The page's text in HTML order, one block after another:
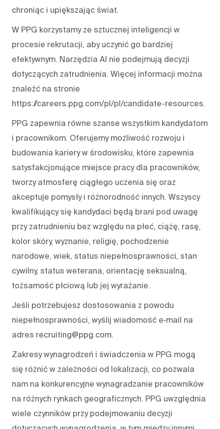
chroniąc i upiększając świat.
W PPG korzystamy ze sztucznej inteligencji w
procesie rekrutacji, aby uczynić go bardziej
efektywnym. Narzędzia AI nie podejmują decyzji
dotyczących zatrudnienia. Więcej informacji można
znaleźć na stronie
https://careers.ppg.com/pl/pl/candidate-resources.
PPG zapewnia równe szanse wszystkim kandydatom
i pracownikom. Oferujemy możliwość rozwoju i
budowania kariery w środowisku, które zapewnia
satysfakcjonujące miejsce pracy dla pracowników,
tworzy atmosferę ciągłego uczenia się oraz
akceptuje pomysły i różnorodność innych. Wszyscy
kwalifikujący się kandydaci będą brani pod uwagę
przy zatrudnieniu bez względu na płeć, ciążę, rasę,
kolor skóry, wyznanie, religię, pochodzenie
narodowe, wiek, status niepełnosprawności, stan
cywilny, status weterana, orientację seksualną,
tożsamość płciową lub jej wyrażanie.
Jeśli potrzebujesz dostosowania z powodu
niepełnosprawności, wyślij wiadomość e‑mail na
adres recruiting@ppg.com.
Zakresy wynagrodzeń i świadczenia w PPG mogą
się różnić w zależności od lokalizacji, co pozwala
nam na konkurencyjne wynagradzanie pracowników
na różnych rynkach geograficznych. PPG uwzględnia
wiele czynników przy podejmowaniu decyzji